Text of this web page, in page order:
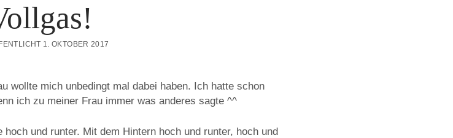
1. OKTOBER 2017
wollte mich unbedingt mal dabei haben. Ich hatte schon
ich zu meiner Frau immer was anderes sagte ^^
und runter. Mit dem Hintern hoch und runter, hoch und